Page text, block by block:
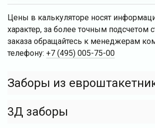
Цены в калькуляторе носят
характер, за более точным подсчетом
заказа обращайтесь к менеджерам
телефону: +7 (495) 005-75-00
Заборы из
3Д заборы